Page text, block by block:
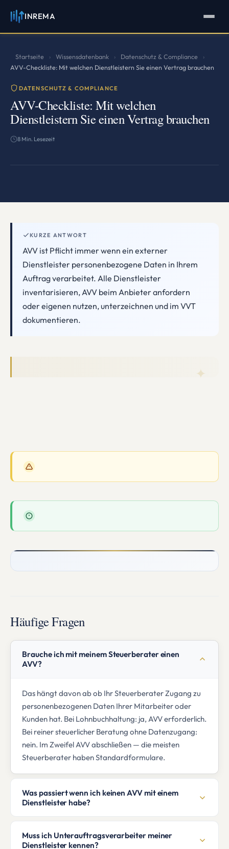
INREMA
Startseite › Wissensdatenbank › Datenschutz & Compliance
›
AVV-Checkliste: Mit welchen Dienstleistern Sie einen Vertrag brauchen
DATENSCHUTZ & COMPLIANCE
AVV-Checkliste: Mit welchen
Dienstleistern Sie einen Vertrag brauchen
8 Min. Lesezeit
KURZE ANTWORT
AVV ist Pflicht immer wenn ein externer
Dienstleister personenbezogene Daten in Ihrem
Auftrag verarbeitet. Alle Dienstleister
inventarisieren, AVV beim Anbieter anfordern
oder eigenen nutzen, unterzeichnen und im VVT
dokumentieren.
✦
Häufige Fragen
Brauche ich mit meinem Steuerberater einen
AVV?
Das hängt davon ab ob Ihr Steuerberater Zugang zu
personenbezogenen Daten Ihrer Mitarbeiter oder
Kunden hat. Bei Lohnbuchhaltung: ja, AVV erforderlich.
Bei reiner steuerlicher Beratung ohne Datenzugang:
nein. Im Zweifel AVV abschließen — die meisten
Steuerberater haben Standardformulare.
Was passiert wenn ich keinen AVV mit einem
Dienstleister habe?
Muss ich Unterauftragsverarbeiter meiner
Dienstleister kennen?
INREMA